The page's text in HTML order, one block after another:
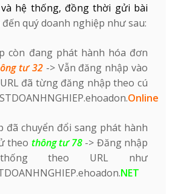
hệ thống, đồng thời gửi bài
quý doanh nghiệp như sau:
còn đang phát hành hóa đơn
tư 32 -> Vẫn đăng nhập vào
đã từng đăng nhập theo cú
Online
đã chuyển đổi sang phát hành
theo thông tư 78 -> Đăng nhập
theo URL như
NET